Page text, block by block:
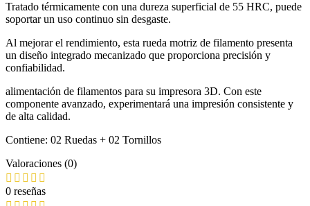
Tratado térmicamente con una dureza superficial de 55 HRC, puede
soportar un uso continuo sin desgaste.
Al mejorar el rendimiento, esta rueda motriz de filamento presenta
un diseño integrado mecanizado que proporciona precisión y
confiabilidad.
alimentación de filamentos para su impresora 3D. Con este
componente avanzado, experimentará una impresión consistente y
de alta calidad.
Contiene: 02 Ruedas + 02 Tornillos
Valoraciones (0)
0 reseñas